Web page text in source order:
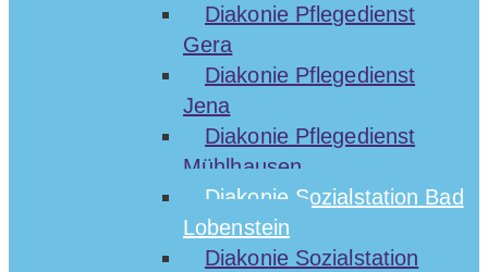
Diakonie Pflegedienst
Gera
Diakonie Pflegedienst
Jena
Diakonie Pflegedienst
Mühlhausen
Diakonie Sozialstation Bad
Lobenstein
Diakonie Sozialstation